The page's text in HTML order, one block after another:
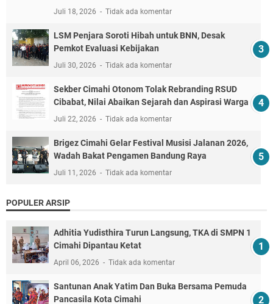
Juli 18, 2026 Tidak ada komentar
LSM Penjara Soroti Hibah untuk BNN, Desak
Pemkot Evaluasi Kebijakan
Juli 30, 2026 Tidak ada komentar
Sekber Cimahi Otonom Tolak Rebranding RSUD
Cibabat, Nilai Abaikan Sejarah dan Aspirasi Warga
Juli 22, 2026 Tidak ada komentar
Brigez Cimahi Gelar Festival Musisi Jalanan 2026,
Wadah Bakat Pengamen Bandung Raya
Juli 11, 2026 Tidak ada komentar
POPULER ARSIP
Adhitia Yudisthira Turun Langsung, TKA di SMPN 1
Cimahi Dipantau Ketat
April 06, 2026 Tidak ada komentar
Santunan Anak Yatim Dan Buka Bersama Pemuda
Pancasila Kota Cimahi